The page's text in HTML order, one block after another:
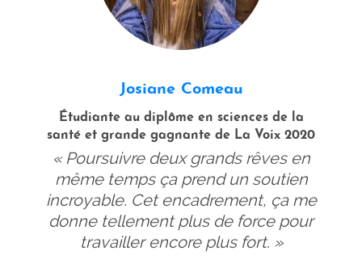
Josiane Comeau
Étudiante au diplôme en sciences de la
santé et grande gagnante de La Voix 2020
« Poursuivre deux grands rêves en
même temps ça prend un soutien
incroyable. Cet encadrement, ça me
donne tellement plus de force pour
travailler encore plus fort. »